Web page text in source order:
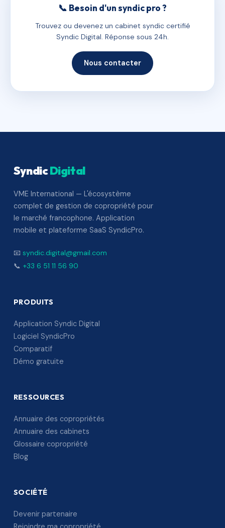
📞 Besoin d'un syndic pro ?
Trouvez ou devenez un cabinet syndic certifié
Syndic Digital. Réponse sous 24h.
Nous contacter
SyndicDigital
VME International — L'écosystème
complet de gestion de copropriété pour
le marché francophone. Application
mobile et plateforme SaaS SyndicPro.
📧 syndic.digital@gmail.com
📞 +33 6 51 11 56 90
PRODUITS
Application Syndic Digital
Logiciel SyndicPro
Comparatif
Démo gratuite
RESSOURCES
Annuaire des copropriétés
Annuaire des cabinets
Glossaire copropriété
Blog
SOCIÉTÉ
Devenir partenaire